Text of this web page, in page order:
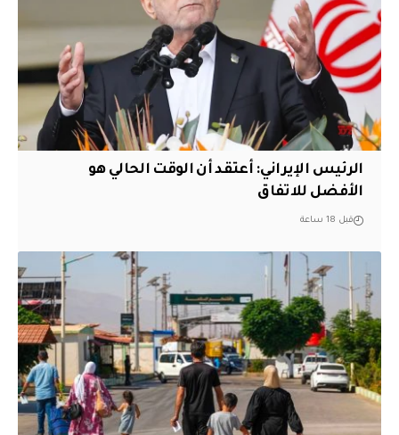
الرئيس الإيراني: أعتقد أن الوقت الحالي هو
الأفضل للاتفاق
قبل 18 ساعة